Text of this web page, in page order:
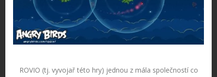
ROVIO (tj. vyvojař této hry) jednou z mála společností co